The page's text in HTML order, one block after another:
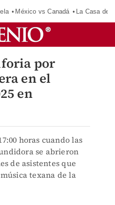
México vs Canadá La Casa de
por
en el
en
horas cuando las
se abrieron
de asistentes que
texana de la